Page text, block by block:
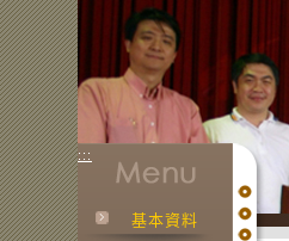
:::
基本資料